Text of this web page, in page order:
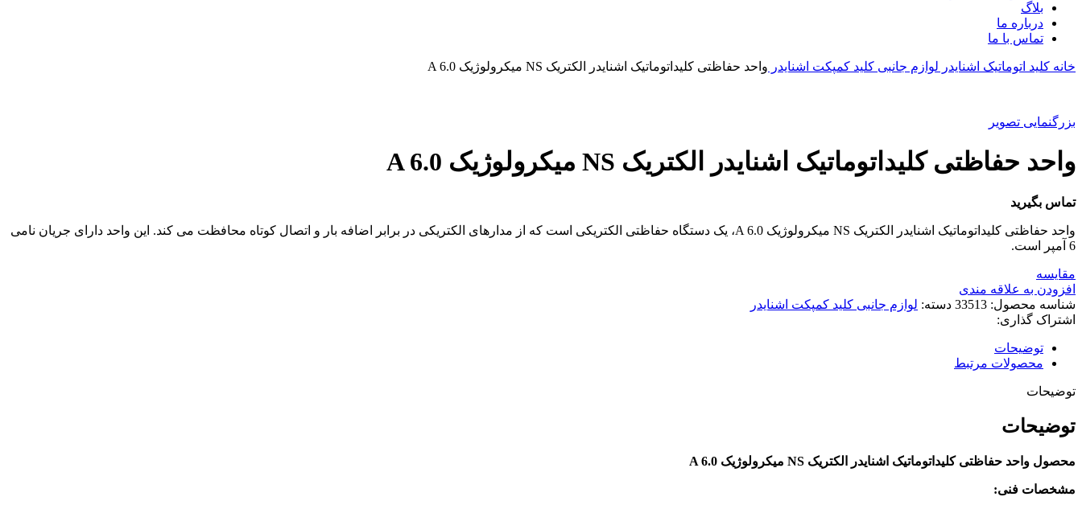
بلاگ
درباره ما
تماس با ما
خانه کلید اتوماتیک اشنایدر لوازم جانبی کلید کمپکت اشنایدر واحد حفاظتی کلیداتوماتیک اشنایدر الکتریک NS میکرولوژیک A 6.0
بزرگنمایی تصویر
واحد حفاظتی کلیداتوماتیک اشنایدر الکتریک NS میکرولوژیک A 6.0
تماس بگیرید
واحد حفاظتی کلیداتوماتیک اشنایدر الکتریک NS میکرولوژیک A 6.0، یک دستگاه حفاظتی الکتریکی است که از مدارهای الکتریکی در برابر اضافه بار و اتصال کوتاه محافظت می کند. این واحد دارای جریان نامی
6 آمپر است.
مقایسه
افزودن به علاقه مندی
شناسه محصول: 33513 دسته: لوازم جانبی کلید کمپکت اشنایدر
اشتراک گذاری:
توضیحات
محصولات مرتبط
توضیحات
توضیحات
محصول واحد حفاظتی کلیداتوماتیک اشنایدر الکتریک NS میکرولوژیک A 6.0
مشخصات فنی: